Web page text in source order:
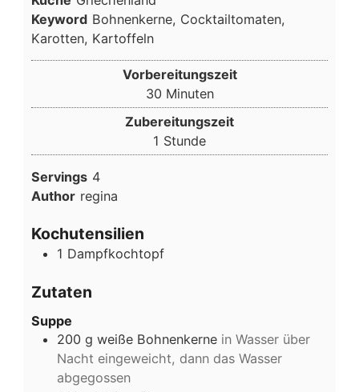
Keyword Bohnenkerne, Cocktailtomaten,
Karotten, Kartoffeln
Vorbereitungszeit
30Minuten
Minuten
Zubereitungszeit
1 Stunde
Stunde
Servings 4
Author regina
Kochutensilien
1 Dampfkochtopf
Zutaten
Suppe
200 g weiße Bohnenkerne in Wasser über
Nacht eingeweicht, dann das Wasser
abgegossen